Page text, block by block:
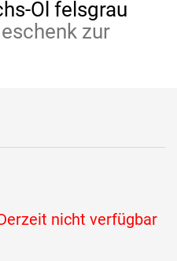
Öl felsgrau
zur
nicht verfügbar